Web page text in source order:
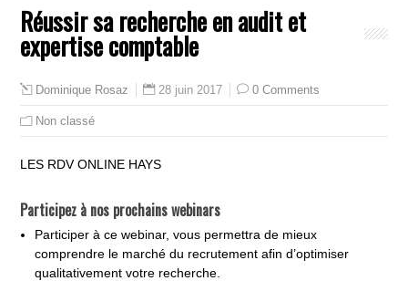
Réussir sa recherche en audit et
expertise comptable
Dominique Rosaz 28 juin 2017 0 Comments
Non classé
LES RDV ONLINE HAYS
Participez à nos prochains webinars
Participer à ce webinar, vous permettra de mieux
comprendre le marché du recrutement afin d’optimiser
qualitativement votre recherche.